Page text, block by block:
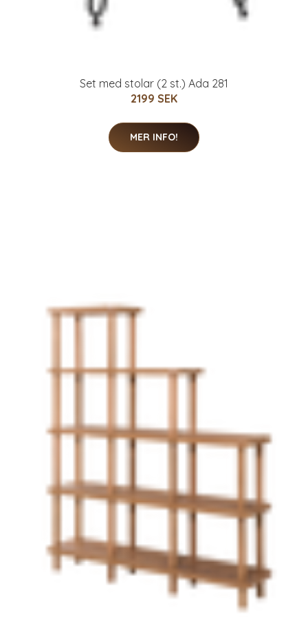
Set med stolar (2 st.) Ada 281
2199 SEK
MER INFO!